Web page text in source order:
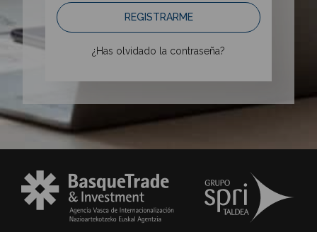
REGISTRARME
¿Has olvidado la contraseña?